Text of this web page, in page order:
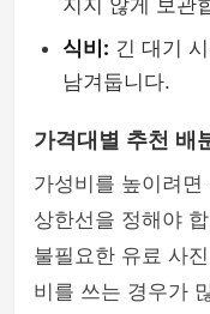
지지 않게 보관
식비: 긴 대기
남겨둡니다.
가격대별 추천 배
가성비를 높이려
상한선을 정해야
불필요한 유료 사
비를 쓰는 경우가